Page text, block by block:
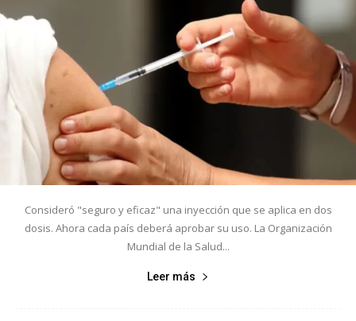
Consideró "seguro y eficaz" una inyección que se aplica en dos
dosis. Ahora cada país deberá aprobar su uso. La Organización
Mundial de la Salud...
Leer más